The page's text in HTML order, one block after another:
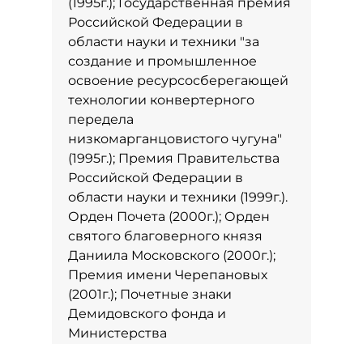
Российской Федерации в
области науки и техники "за
создание и промышленное
освоение ресурсосберегающей
технологии конвертерного
передела
низкомарганцовистого чугуна"
(1995г.); Премия Правительства
Российской Федерации в
области науки и техники (1999г.).
Орден Почета (2000г.); Орден
святого благоверного князя
Даниила Московского (2000г.);
Премия имени Черепановых
(2001г.); Почетные знаки
Демидовского фонда и
Министерства